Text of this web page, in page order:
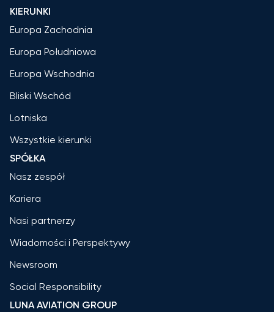
KIERUNKI
Europa Zachodnia
Europa Południowa
Europa Wschodnia
Bliski Wschód
Lotniska
Wszystkie kierunki
SPÓŁKA
Nasz zespół
Kariera
Nasi partnerzy
Wiadomości i Perspektywy
Newsroom
Social Responsibility
LUNA AVIATION GROUP